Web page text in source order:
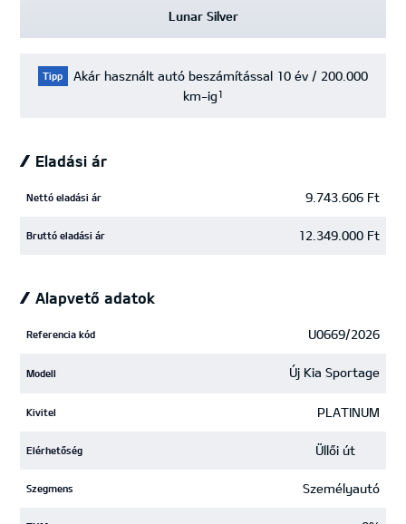
Lunar Silver
Tipp
Akár használt autó beszámítással 10 év / 200.000
km-ig1
Eladási ár
Nettó eladási ár 9.743.606 Ft
Bruttó eladási ár 12.349.000 Ft
Alapvető adatok
Referencia kód U0669/2026
Modell Új Kia Sportage
Kivitel PLATINUM
Elérhetőség Üllői út
Szegmens Személyautó